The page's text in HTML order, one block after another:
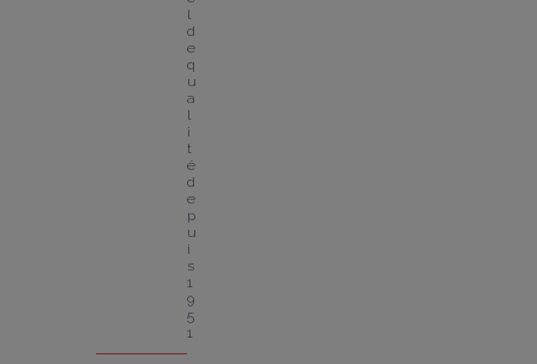
l
d
e
q
u
a
l
i
t
é
d
e
p
u
i
s
1
9
5
1